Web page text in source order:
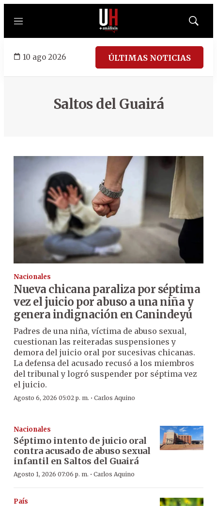
Menú
Mostrar
10 ago 2026 ÚLTIMAS NOTICIAS
Saltos del Guairá
Nacionales
Nueva chicana paraliza por séptima
vez el juicio por abuso a una niña y
genera indignación en Canindeyú
Padres de una niña, víctima de abuso sexual,
cuestionan las reiteradas suspensiones y
demora del juicio oral por sucesivas chicanas.
La defensa del acusado recusó a los miembros
del tribunal y logró suspender por séptima vez
el juicio.
Agosto 6, 2026 05:02 p. m. · Carlos Aquino
Nacionales
Séptimo intento de juicio oral
contra acusado de abuso sexual
infantil en Saltos del Guairá
Agosto 1, 2026 07:06 p. m. · Carlos Aquino
País